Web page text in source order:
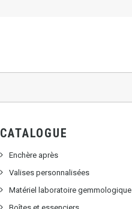
CATALOGUE
Enchère après
Valises personnalisées
Matériel laboratoire gemmologique